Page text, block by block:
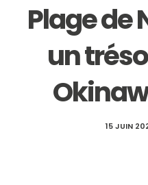
Plage de
un
15 JUIN